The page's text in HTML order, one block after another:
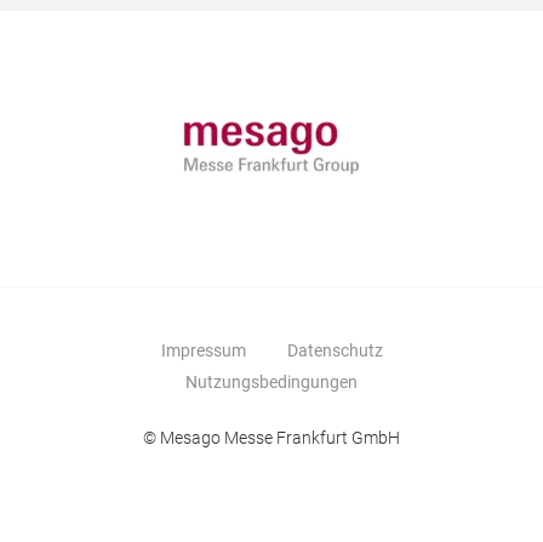
Impressum
Datenschutz
Nutzungsbedingungen
© Mesago Messe Frankfurt GmbH